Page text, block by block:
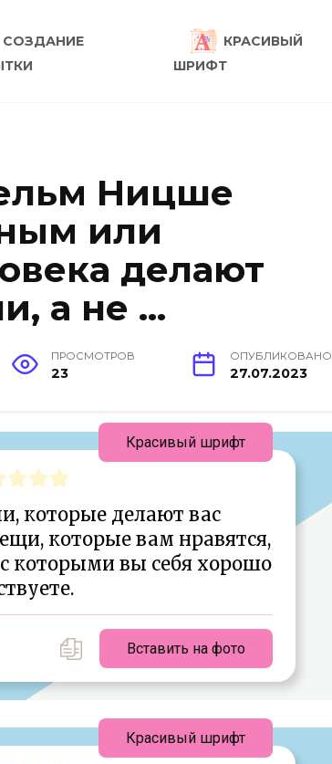
СОЗДАНИЕ
КРАСИВЫЙ
ШРИФТ
Ницше
или
делают
а не …
ПРОСМОТРОВ
23
ОПУБЛИКОВАНО
27.07.2023
которые делают вас
которые вам нравятся,
которыми вы себя хорошо
Вставить на фото
Красивый шрифт
Красивый шрифт